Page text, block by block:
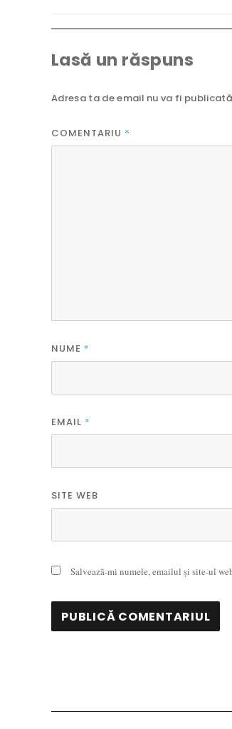
Lasă un răspuns
Adresa ta de email nu va fi
COMENTARIU *
NUME *
EMAIL *
SITE WEB
Salvează-mi numele, emailul și site-ul